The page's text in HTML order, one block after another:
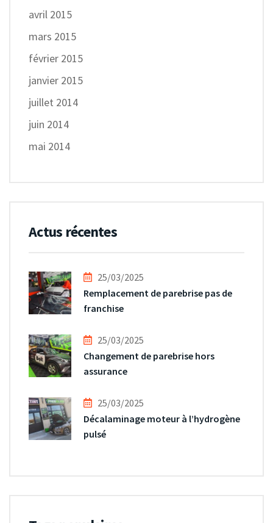
avril 2015
mars 2015
février 2015
janvier 2015
juillet 2014
juin 2014
mai 2014
Actus récentes
25/03/2025
Remplacement de parebrise pas de
franchise
25/03/2025
Changement de parebrise hors
assurance
25/03/2025
Décalaminage moteur à l’hydrogène
pulsé